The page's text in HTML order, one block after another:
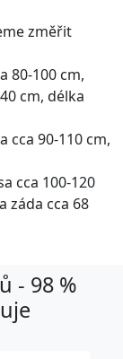
změřit
80-100 cm,
cm, délka
cca 90-110 cm,
cca 100-120
záda cca 68
- 98 %